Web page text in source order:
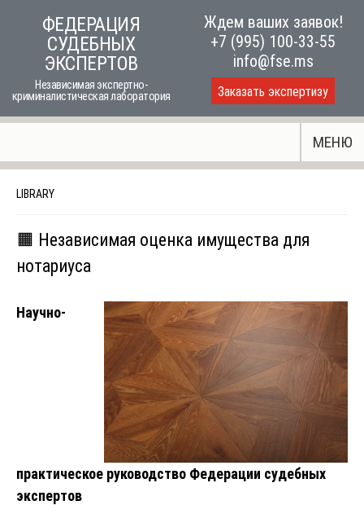
ФЕДЕРАЦИЯ
СУДЕБНЫХ
ЭКСПЕРТОВ
Независимая экспертно-
криминалистическая лаборатория
Ждем ваших заявок!
+7 (995) 100-33-55
info@fse.ms
Заказать экспертизу
МЕНЮ
LIBRARY
🟧 Независимая оценка имущества для
нотариуса
Научно-
практическое руководство Федерации судебных
экспертов